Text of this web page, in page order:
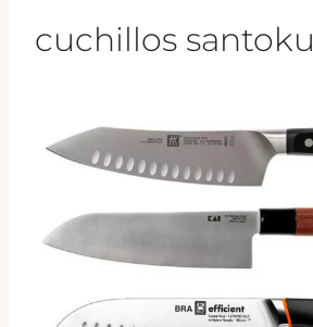
cuchillos santoku